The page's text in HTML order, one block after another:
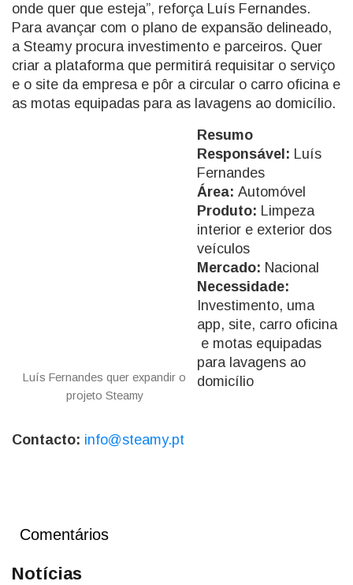
onde quer que esteja”, reforça Luís Fernandes.
Para avançar com o plano de expansão delineado,
a Steamy procura investimento e parceiros. Quer
criar a plataforma que permitirá requisitar o serviço
e o site da empresa e pôr a circular o carro oficina e
as motas equipadas para as lavagens ao domicílio.
Luís Fernandes quer expandir o
projeto Steamy
Resumo
Responsável: Luís
Fernandes
Área: Automóvel
Produto: Limpeza
interior e exterior dos
veículos
Mercado: Nacional
Necessidade:
Investimento, uma
app, site, carro oficina
e motas equipadas
para lavagens ao
domicílio
Contacto: info@steamy.pt
Comentários
Notícias